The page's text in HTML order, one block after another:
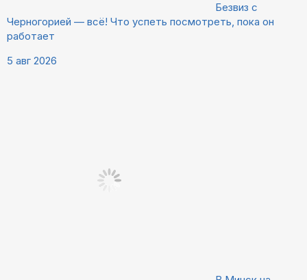
Безвиз с
Черногорией — всё! Что успеть посмотреть, пока он
работает
5 авг 2026